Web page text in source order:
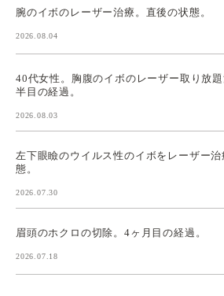
腕のイボのレーザー治療。直後の状態。
2026.08.04
40代女性。胸腹のイボのレーザー取り放題
半目の経過。
2026.08.03
左下眼瞼のウイルス性のイボをレーザー治
態。
2026.07.30
眉頭のホクロの切除。4ヶ月目の経過。
2026.07.18